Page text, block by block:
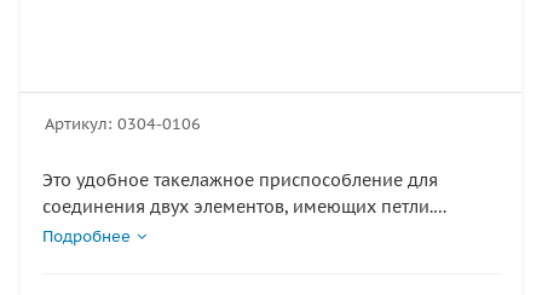
Артикул: 0304-0106
Это удобное такелажное приспособление для
соединения двух элементов, имеющих петли.
Диапазон использования очень широк: от
Подробнее